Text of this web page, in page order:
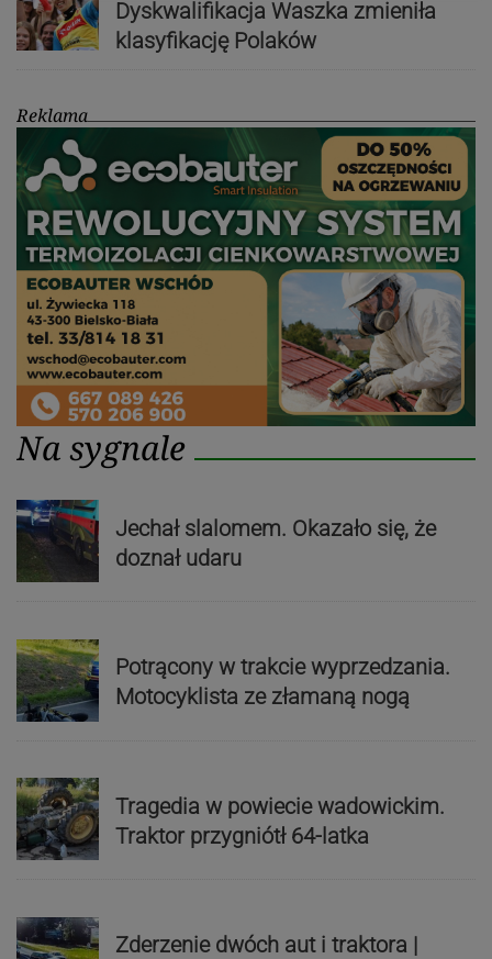
Dyskwalifikacja Waszka zmieniła
klasyfikację Polaków
Reklama
Na sygnale
Jechał slalomem. Okazało się, że
doznał udaru
Potrącony w trakcie wyprzedzania.
Motocyklista ze złamaną nogą
Tragedia w powiecie wadowickim.
Traktor przygniótł 64-latka
Zderzenie dwóch aut i traktora |